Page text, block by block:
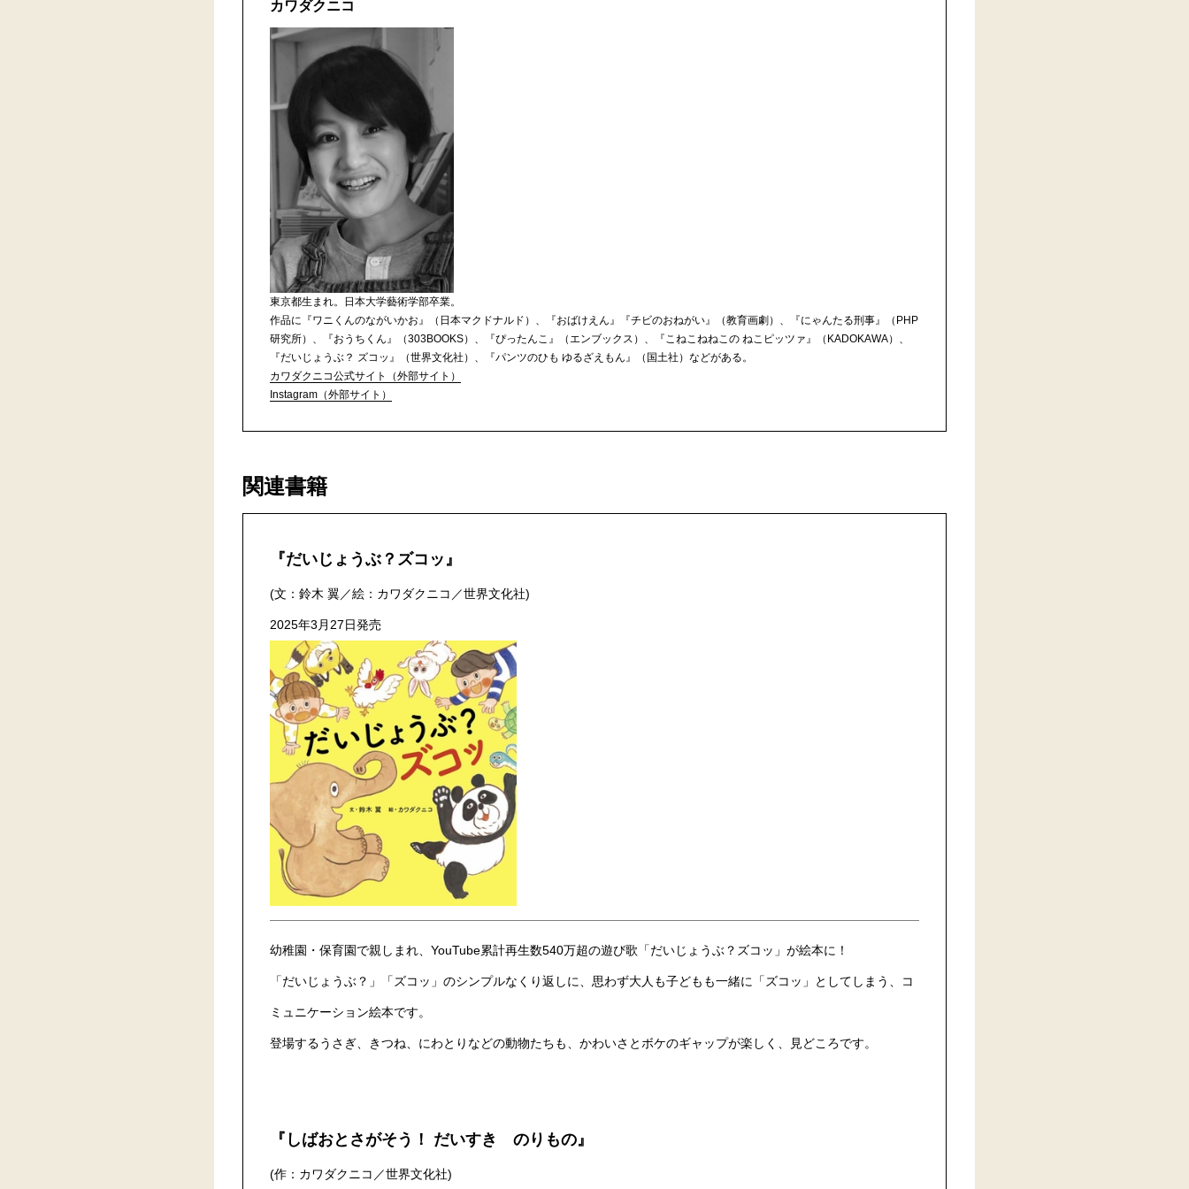
カワダクニコ
東京都生まれ。日本大学藝術学部卒業。
作品に『ワニくんのながいかお』（日本マクドナルド）、『おばけえん』『チビのおねがい』（教育画劇）、『にゃんたる刑事』（PHP
研究所）、『おうちくん』（303BOOKS）、『ぴったんこ』（エンブックス）、『こねこねねこの ねこピッツァ』（KADOKAWA）、
『だいじょうぶ？ ズコッ』（世界文化社）、『パンツのひも ゆるざえもん』（国土社）などがある。
カワダクニコ公式サイト（外部サイト）
Instagram（外部サイト）
関連書籍
『だいじょうぶ？ズコッ』
(文：鈴木 翼／絵：カワダクニコ／世界文化社)
2025年3月27日発売
幼稚園・保育園で親しまれ、YouTube累計再生数540万超の遊び歌「だいじょうぶ？ズコッ」が絵本に！
「だいじょうぶ？」「ズコッ」のシンプルなくり返しに、思わず大人も子どもも一緒に「ズコッ」としてしまう、コ
ミュニケーション絵本です。
登場するうさぎ、きつね、にわとりなどの動物たちも、かわいさとボケのギャップが楽しく、見どころです。
『しばおとさがそう！ だいすき のりもの』
(作：カワダクニコ／世界文化社)